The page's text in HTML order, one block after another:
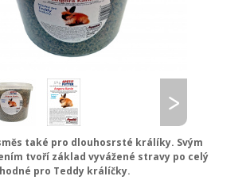
také pro dlouhosrsté králíky. Svým
tvoří základ vyvážené stravy po celý
pro Teddy králíčky.